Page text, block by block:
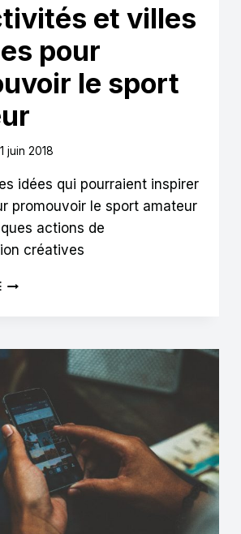
et villes
pour
le sport
1 juin 2018
idées qui pourraient inspirer
promouvoir le sport amateur
actions de
créatives
COLLECTIVITÉS
3
IDÉES
PROMOUVOIR
LE
SPORT
AMATEUR